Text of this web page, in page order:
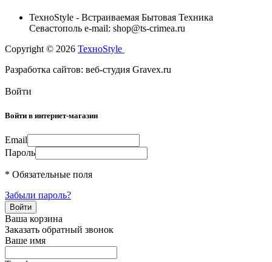
TexноStyle - Встраиваемая Бытовая Техника
Севастополь e-mail: shop@ts-crimea.ru
Copyright © 2026 TexноStyle
Разработка сайтов: веб-студия Gravex.ru
Войти
Войти в интернет-магазин
Email
Пароль
* Обязательные поля
Забыли пароль?
Ваша корзина
Заказать обратный звонок
Ваше имя